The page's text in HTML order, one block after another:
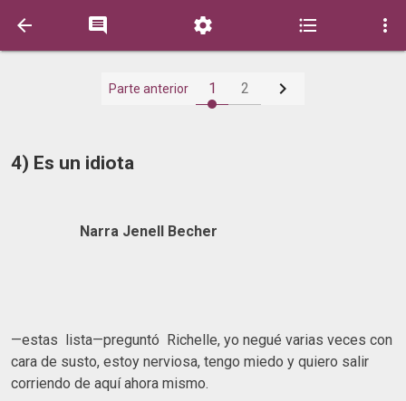
    
Parte anterior 1 2 
4) Es un idiota
Narra Jenell Becher
—estas lista—preguntó Richelle, yo negué varias veces con
cara de susto, estoy nerviosa, tengo miedo y quiero salir
corriendo de aquí ahora mismo.